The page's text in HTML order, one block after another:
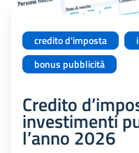
credito d'imposta
bonus pubblicità
Credito
investimenti
l’anno 2026